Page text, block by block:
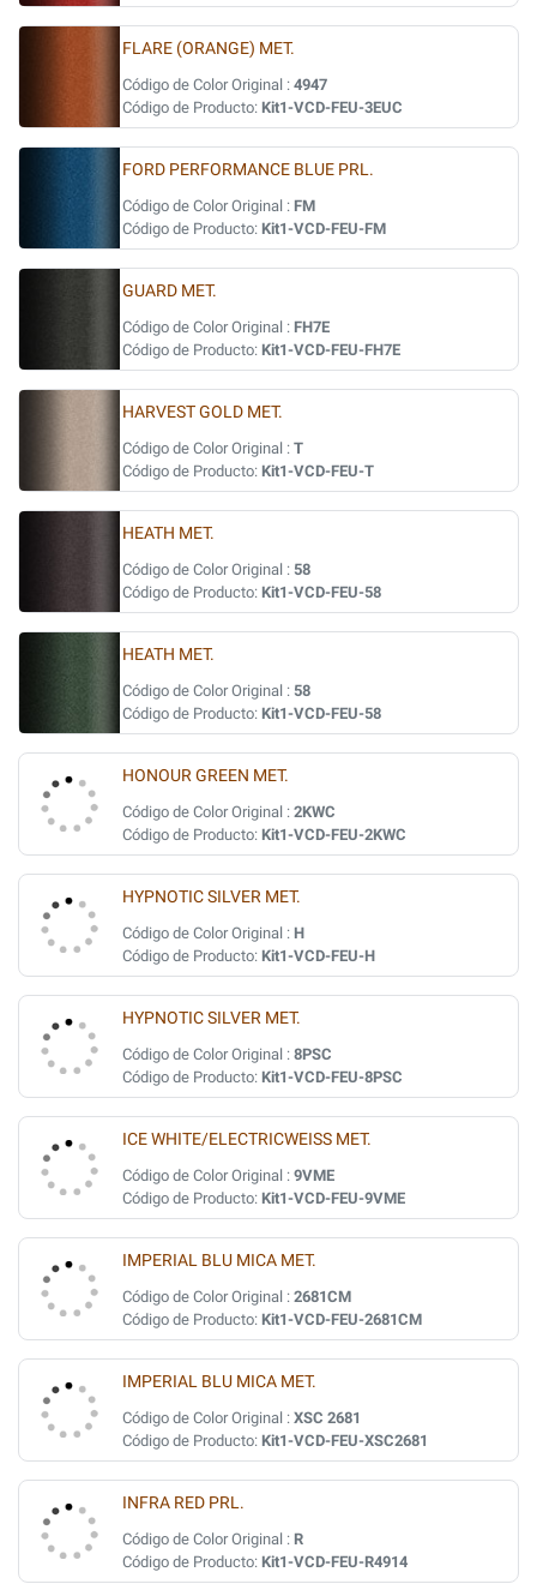
FLARE (ORANGE) MET.
Código de Color Original : 4947
Código de Producto: Kit1-VCD-FEU-3EUC
FORD PERFORMANCE BLUE PRL.
Código de Color Original : FM
Código de Producto: Kit1-VCD-FEU-FM
GUARD MET.
Código de Color Original : FH7E
Código de Producto: Kit1-VCD-FEU-FH7E
HARVEST GOLD MET.
Código de Color Original : T
Código de Producto: Kit1-VCD-FEU-T
HEATH MET.
Código de Color Original : 58
Código de Producto: Kit1-VCD-FEU-58
HEATH MET.
Código de Color Original : 58
Código de Producto: Kit1-VCD-FEU-58
HONOUR GREEN MET.
Código de Color Original : 2KWC
Código de Producto: Kit1-VCD-FEU-2KWC
HYPNOTIC SILVER MET.
Código de Color Original : H
Código de Producto: Kit1-VCD-FEU-H
HYPNOTIC SILVER MET.
Código de Color Original : 8PSC
Código de Producto: Kit1-VCD-FEU-8PSC
ICE WHITE/ELECTRICWEISS MET.
Código de Color Original : 9VME
Código de Producto: Kit1-VCD-FEU-9VME
IMPERIAL BLU MICA MET.
Código de Color Original : 2681CM
Código de Producto: Kit1-VCD-FEU-2681CM
IMPERIAL BLU MICA MET.
Código de Color Original : XSC 2681
Código de Producto: Kit1-VCD-FEU-XSC2681
INFRA RED PRL.
Código de Color Original : R
Código de Producto: Kit1-VCD-FEU-R4914